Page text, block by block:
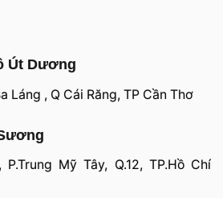
Út Dương
Láng , Q Cái Răng, TP Cần Thơ
Mỹ Tây, Q.12, TP.Hồ Chí